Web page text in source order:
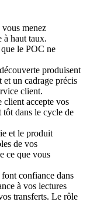
menez
à haut taux.
le POC ne
produisent
un cadrage précis
client.
client accepte vos
dans le cycle de
et le produit
de vos
ce que vous
confiance dans
à vos lectures
transferts. Le rôle